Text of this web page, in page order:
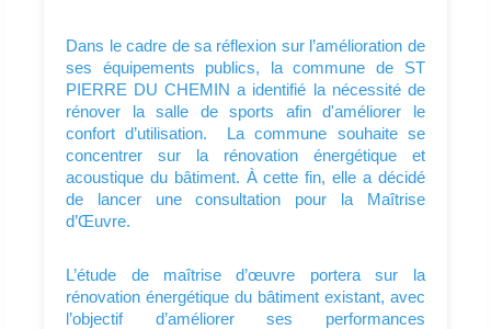
Dans le cadre de sa réflexion sur l’amélioration de
ses équipements publics, la commune de ST
PIERRE DU CHEMIN a identifié la nécessité de
rénover la salle de sports afin d'améliorer le
confort d’utilisation. La commune souhaite se
concentrer sur la rénovation énergétique et
acoustique du bâtiment. À cette fin, elle a décidé
de lancer une consultation pour la Maîtrise
d’Œuvre.
L’étude de maîtrise d’œuvre portera sur la
rénovation énergétique du bâtiment existant, avec
l’objectif d’améliorer ses performances